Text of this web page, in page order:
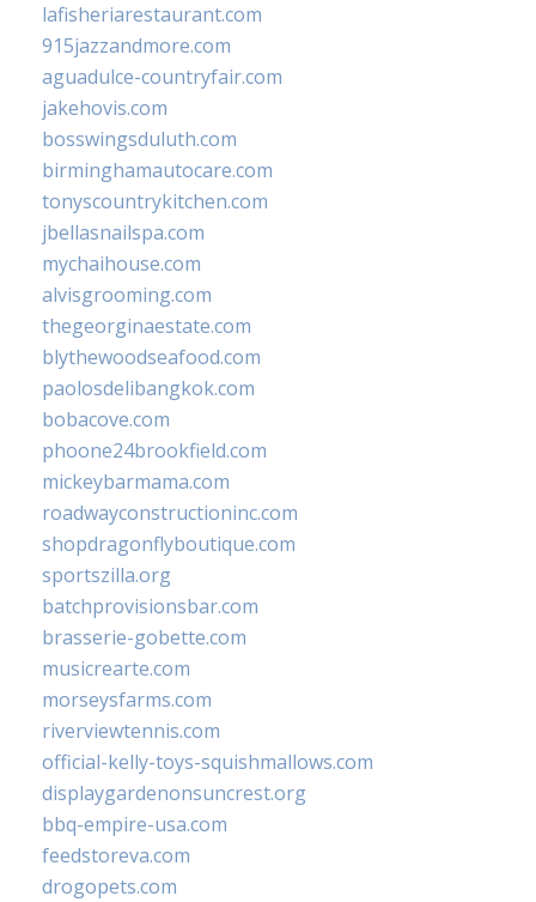
lafisheriarestaurant.com
915jazzandmore.com
aguadulce-countryfair.com
jakehovis.com
bosswingsduluth.com
birminghamautocare.com
tonyscountrykitchen.com
jbellasnailspa.com
mychaihouse.com
alvisgrooming.com
thegeorginaestate.com
blythewoodseafood.com
paolosdelibangkok.com
bobacove.com
phoone24brookfield.com
mickeybarmama.com
roadwayconstructioninc.com
shopdragonflyboutique.com
sportszilla.org
batchprovisionsbar.com
brasserie-gobette.com
musicrearte.com
morseysfarms.com
riverviewtennis.com
official-kelly-toys-squishmallows.com
displaygardenonsuncrest.org
bbq-empire-usa.com
feedstoreva.com
drogopets.com